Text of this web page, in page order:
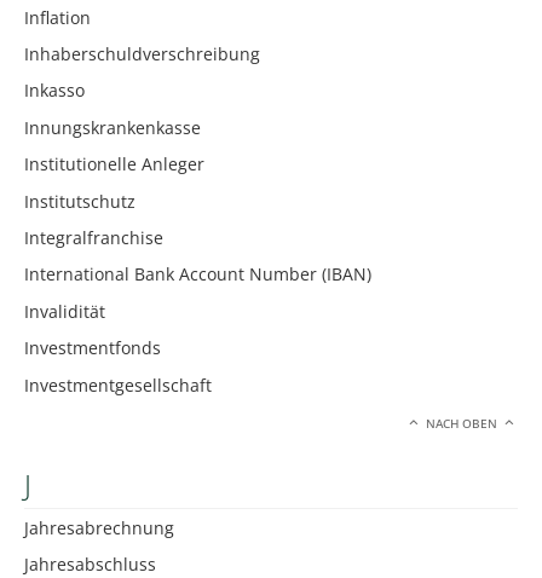
Inflation
Inhaberschuldverschreibung
Inkasso
Innungskrankenkasse
Institutionelle Anleger
Institutschutz
Integralfranchise
International Bank Account Number (IBAN)
Invalidität
Investmentfonds
Investmentgesellschaft
NACH OBEN
J
Jahresabrechnung
Jahresabschluss